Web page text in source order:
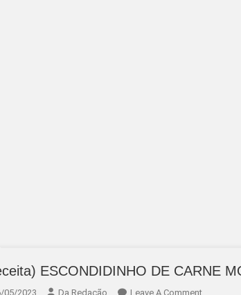
ESCONDIDINHO DE CARNE
05/2023 Da Redação Leave A CommentOn